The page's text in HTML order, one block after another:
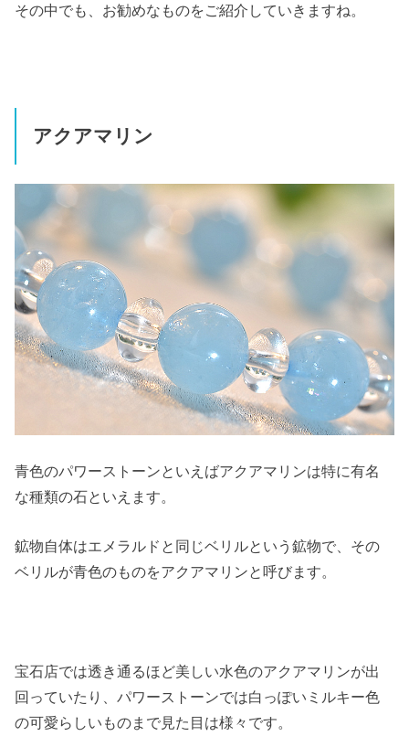
その中でも、お勧めなものをご紹介していきますね。
アクアマリン
青色のパワーストーンといえばアクアマリンは特に有名
な種類の石といえます。
鉱物自体はエメラルドと同じベリルという鉱物で、その
ベリルが青色のものをアクアマリンと呼びます。
宝石店では透き通るほど美しい水色のアクアマリンが出
回っていたり、パワーストーンでは白っぽいミルキー色
の可愛らしいものまで見た目は様々です。